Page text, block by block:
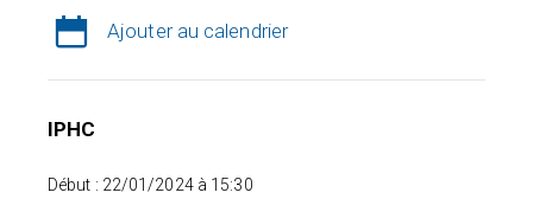
Ajouter au calendrier
IPHC
Début : 22/01/2024 à 15:30